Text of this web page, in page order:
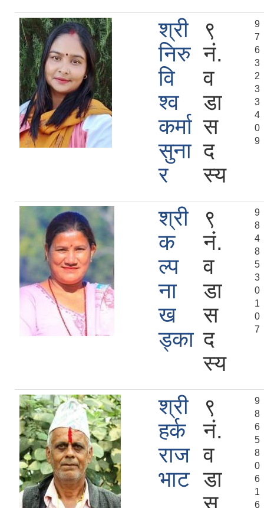
श्री
निरु
वि
श्व
कर्मा
सुना
र
९
नं.
व
डा
स
द
स्य
9
7
6
3
2
3
3
4
0
9
श्री
क
ल्प
ना
ख
ड्का
९
नं.
व
डा
स
द
स्य
9
8
4
8
5
3
0
1
0
7
श्री
हर्क
राज
भाट
९
नं.
व
डा
9
8
6
5
8
0
6
1
6